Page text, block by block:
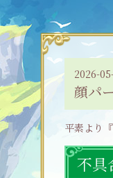
2026-
顔パ
平素より
不具